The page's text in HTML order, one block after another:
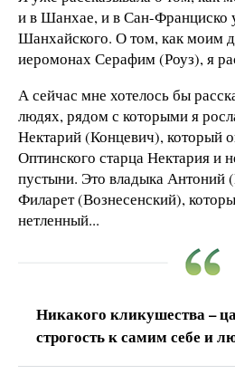
и в Шанхае, и в Сан-Франциско
Шанхайского. О том, как моим
иеромонах Серафим (Роуз), я
А сейчас мне хотелось бы
людях, рядом с которыми я
Нектарий (Концевич), который
Оптинского старца Нектария и
пустыни. Это владыка Антоний
Филарет (Вознесенский),
нетленный...
Никакого кликушества –
строгость к самим себе и